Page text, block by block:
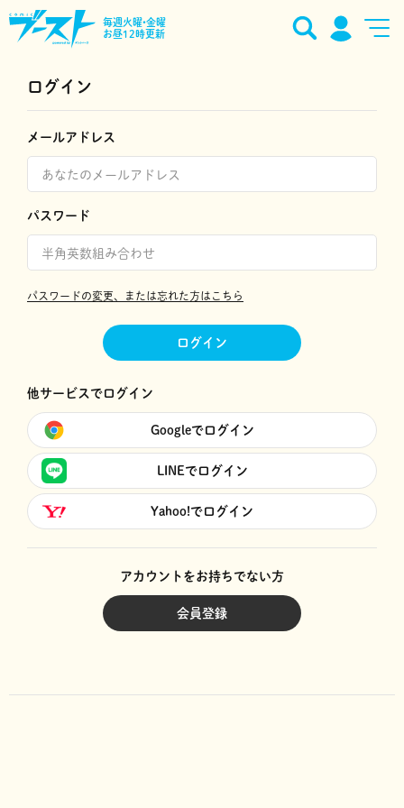
毎週火曜•金曜
お昼12時更新
ログイン
メールアドレス
パスワード
パスワードの変更、または忘れた方はこちら
ログイン
他サービスでログイン
Googleでログイン
LINEでログイン
Yahoo!でログイン
アカウントをお持ちでない方
会員登録